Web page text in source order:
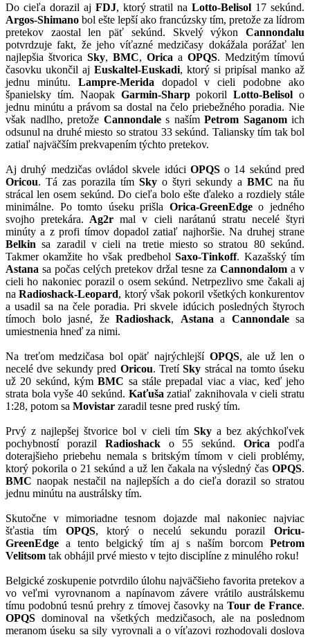
Do cieľa dorazil aj FDJ, ktorý stratil naLotto-Belisol 17 sekúnd.
Argos-Shimano bol ešte lepší ako francúzsky tím, pretože za lídrom
pretekov zaostal len päť sekúnd. Skvelý výkon Cannondalu
potvrdzuje fakt, že jeho víťazné medzičasy dokážala porážať len
najlepšia štvorica Sky, BMC, Orica a OPQS. Medzitým tímovú
časovku ukončil aj Euskaltel-Euskadi, ktorý si pripísal manko až
jednu minútu. Lampre-Merida dopadol v cieli podobne ako
španielsky tím. Naopak Garmin-SharppokorilLotto-Belisol o
jednu minútu a právom sa dostal na čelo priebežného poradia. Nie
však nadlho, pretože Cannondales naším Petrom Saganomich
odsunul na druhé miesto so stratou 33 sekúnd. Taliansky tím tak bol
zatiaľ najväčším prekvapením týchto pretekov.
Aj druhý medzičas ovládol skvele idúci OPQSo 14 sekúnd pred
Oricou. Tá zas porazila tím Sky o štyri sekundy a BMC na ňu
strácal len osem sekúnd. Do cieľa bolo ešte ďaleko a rozdiely stále
minimálne. Po tomto úseku prišla Orica-GreenEdgeo jedného
svojho pretekára. Ag2r mal v cieli narátanú stratu necelé štyri
minúty a z profi tímov dopadol zatiaľ najhoršie. Na druhej strane
Belkin sa zaradil v cieli na tretie miesto so stratou 80 sekúnd.
Takmer okamžite ho však predbeholSaxo-Tinkoff. Kazašský tím
Astana sa počas celých pretekov držal tesne za Cannondalom a v
cieli ho nakoniec porazil o osem sekúnd. Netrpezlivo sme čakali aj
naRadioshack-Leopard, ktorý však pokoril všetkých konkurentov
a usadil sa na čele poradia. Pri skvele idúcich posledných štyroch
tímoch bolo jasné, že Radioshack, Astana a Cannondalesa
umiestnenia hneď za nimi.
Na treťom medzičasa bol opäť najrýchlejší OPQS, ale už len o
necelé dve sekundy pred Oricou. TretíSky strácal na tomto úseku
už 20 sekúnd, kýmBMC sa stále prepadal viac a viac, keď jeho
strata bola vyše 40 sekúnd. Kaťuša zatiaľ zaknihovala v cieli stratu
1:28, potom sa Movistar zaradil tesne pred ruský tím.
Prvý z najlepšej štvorice bol v cieli tím Skya bez akýchkoľvek
pochybností porazil Radioshacko 55 sekúnd.Oricapodľa
doterajšieho priebehu nemala s britským tímom v cieli problémy,
ktorý pokorila o 21 sekúnd a už len čakala na výsledný čas OPQS.
BMC naopak nestačil na najlepších a do cieľa dorazil so stratou
jednu minútu na austrálsky tím.
Skutočne v mimoriadne tesnom dojazde mal nakoniec najviac
šťastia tím OPQS, ktorý o necelú sekundu porazil Oricu-
GreenEdge a tento belgický tím aj s naším borcomPetrom
Velitsom tak obhájil prvé miesto v tejto disciplíne z minulého roku!
Belgické zoskupenie potvrdilo úlohu najväčšieho favorita pretekov a
vo veľmi vyrovnanom a napínavom závere vrátilo austrálskemu
tímu podobnú tesnú prehry z tímovej časovky na Tour de France.
OPQS dominoval na všetkých medzičasoch, ale na poslednom
meranom úseku sa sily vyrovnali a o víťazovi rozhodovali doslova